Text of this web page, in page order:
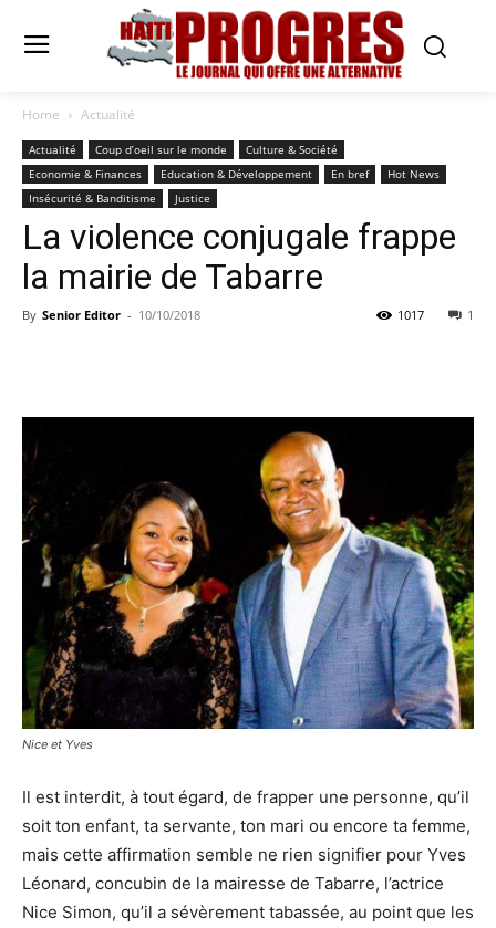
Home Actualité
Actualité Coup d’oeil sur le monde
Culture & Société
Economie & Finances
Education & Développement En bref
Hot News
Insécurité & Banditisme
Justice
La violence conjugale frappe
la mairie de Tabarre
By Senior Editor - 10/10/2018 1
1017
Nice et Yves
Il est interdit, à tout égard, de frapper une personne, qu’il
soit ton enfant, ta servante, ton mari ou encore ta femme,
mais cette affirmation semble ne rien signifier pour Yves
Léonard, concubin de la mairesse de Tabarre, l’actrice
Nice Simon, qu’il a sévèrement tabassée, au point que les